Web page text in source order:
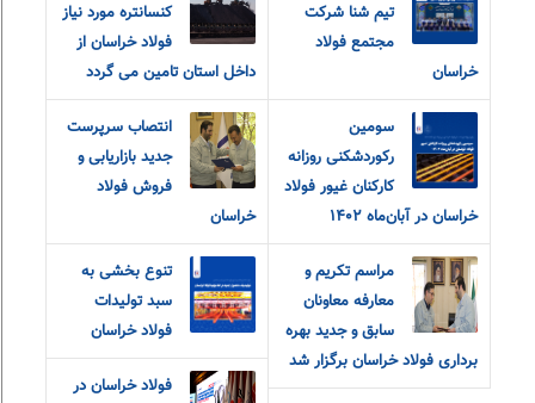
تیم شنا شرکت
مجتمع فولاد
خراسان
کنسانتره مورد نیاز
فولاد خراسان از
داخل استان تامین می گردد
سومین
رکوردشکنی روزانه
کارکنان غیور فولاد
خراسان در آبان‌ماه ۱۴۰۲
انتصاب سرپرست
جدید بازاریابی و
فروش فولاد
خراسان
مراسم تکریم و
معارفه‌ معاونان
سابق و جدید بهره
برداری فولاد خراسان برگزار شد
تنوع بخشی به
سبد تولیدات
فولاد خراسان
فولاد خراسان در